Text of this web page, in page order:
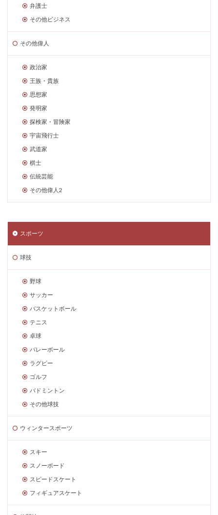
弁護士
その他ビジネス
その他偉人
政治家
王族・貴族
思想家
発明家
探検家・冒険家
宇宙飛行士
武道家
棋士
伝統芸能
その他偉人2
スポーツ
球技
野球
サッカー
バスケットボール
テニス
卓球
バレーボール
ラグビー
ゴルフ
バドミントン
その他球技
ウィンタースポーツ
スキー
スノーボード
スピードスケート
フィギュアスケート